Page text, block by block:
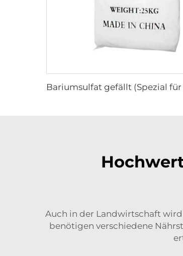
Auch in der Landwirtschaft wird
benötigen verschiedene